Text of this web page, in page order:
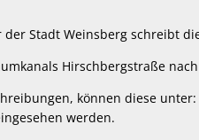
der Stadt Weinsberg schreibt
Hirschbergstraße nach
können diese unter:
werden.